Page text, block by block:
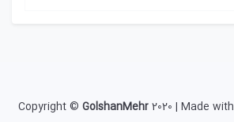
Copyright ©GolshanMehr2020 | Made with